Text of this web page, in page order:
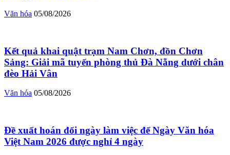
Văn hóa 05/08/2026
Kết quả khai quật trạm Nam Chơn, đồn Chơn
Sảng: Giải mã tuyến phòng thủ Đà Nẵng dưới chân
đèo Hải Vân
Văn hóa 05/08/2026
Đề xuất hoán đổi ngày làm việc để Ngày Văn hóa
Việt Nam 2026 được nghỉ 4 ngày